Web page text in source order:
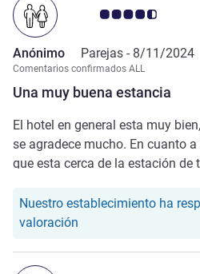
Una muy buena estancia
Nota de clientes de
Anónimo Parejas - 8/11/2024
Comentarios confirmados ALL
El hotel en general esta muy
se agradece mucho. En cuanto
que esta cerca de la estación de
contenta me he quedado todos
momento. Limpieza, comida y
Nuestro establecimiento ha
valoración